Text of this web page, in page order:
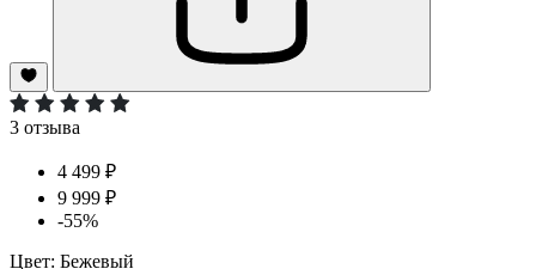
3 отзыва
4 499 ₽
9 999 ₽
-55%
Цвет: Бежевый